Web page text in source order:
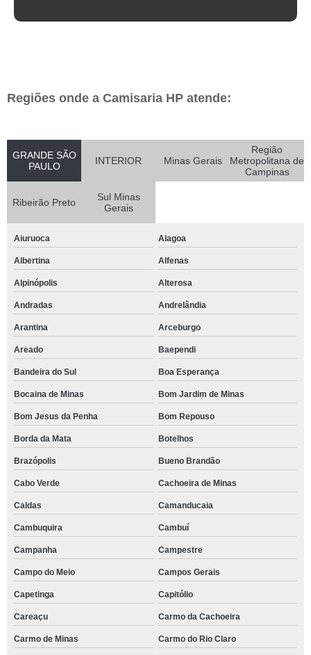
Regiões onde a Camisaria HP atende:
GRANDE SÃO
PAULO
INTERIOR Minas Gerais
Região
Metropolitana de
Campinas
Ribeirão Preto
Sul Minas
Gerais
Aiuruoca Alagoa
Albertina Alfenas
Alpinópolis Alterosa
Andradas Andrelândia
Arantina Arceburgo
Areado Baependi
Bandeira do Sul Boa Esperança
Bocaina de Minas Bom Jardim de Minas
Bom Jesus da Penha Bom Repouso
Borda da Mata Botelhos
Brazópolis Bueno Brandão
Cabo Verde Cachoeira de Minas
Caldas Camanducaia
Cambuquira Cambuí
Campanha Campestre
Campo do Meio Campos Gerais
Capetinga Capitólio
Careaçu Carmo da Cachoeira
Carmo de Minas Carmo do Rio Claro